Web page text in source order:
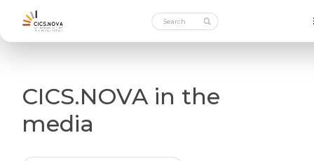
CICS.NOVA in the
media